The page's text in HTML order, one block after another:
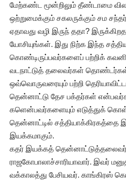
மேற்கண்ட மூன்றிலும் தீண்டாமை
ஒற்றுமைக்கும் சகலருக்கும் சம
ஏதாவது வழி இருந் ததா?
யோசியுங்கள். இது நிற்க இந்த
கொண்டிருப்பவர்களைப் பற்றிக்
வடநாட்டுத் தலைவர்கள்
ஒவ்வொருவரையும் பற்றி
தென்னாட்டு தேச பக்தர்கள்
களென்பவர்களையும் எடுத்துக்
தென்னாட்டில் சத்தியாக்கிரகத்தை
இயக்கமாகும்.
கதர் இயக்கத் தென்னாட்டுத்தலைவர்
ராஜகோபாலாச்சாரியாவார். இவர்
வக்காலத்து பேசியவர். காங்கிரஸ்